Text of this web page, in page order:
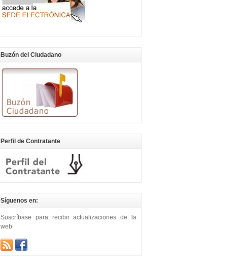
Buzón del Ciudadano
Perfil de Contratante
Síguenos en:
Suscríbase para recibir actualizaciones de la
web